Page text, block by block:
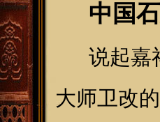
中国
说起嘉祥
大师卫改